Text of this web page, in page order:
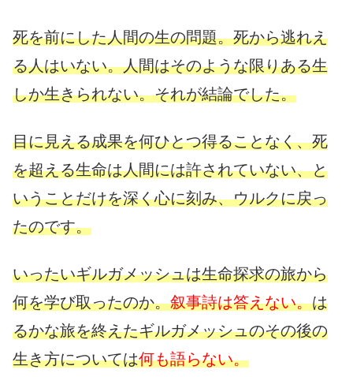
死を前にした人間の生の問題。死から逃れえ
る人はいない。人間はそのような限りある生
しか生きられない。それが結論でした。
目に見える成果を何ひとつ得ることなく、死
を超える生命は人間には許されていない、と
いうことだけを深く心に刻み、ウルクに戻っ
たのです。
いったいギルガメッシュは生命探求の旅から
何を学び取ったのか。叙事詩は答えない。は
るかな旅を終えたギルガメッシュのその後の
生き方については何も語らない。